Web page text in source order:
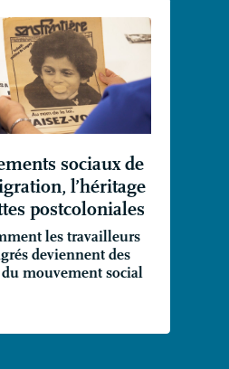
sociaux de
l’héritage
postcoloniales
les travailleurs
deviennent des
du mouvement social